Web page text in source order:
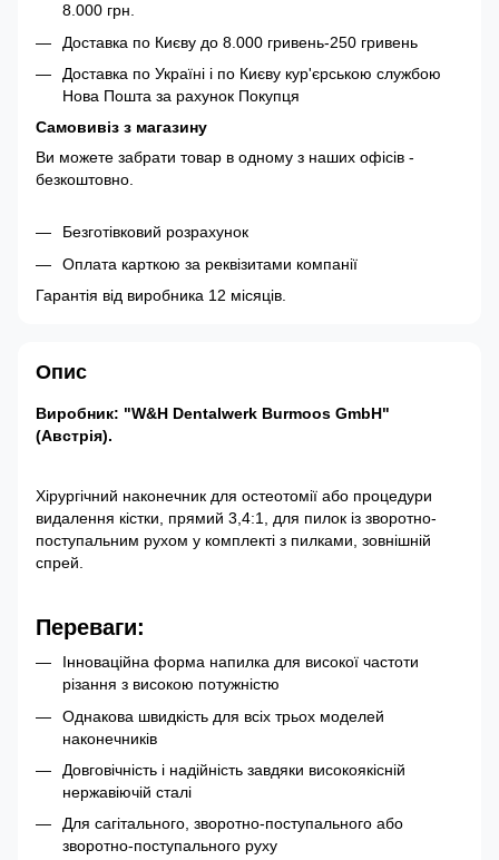
8.000 грн.
Доставка по Києву до 8.000 гривень-250 гривень
Доставка по Україні і по Києву кур'єрською службою
Нова Пошта за рахунок Покупця
Самовивіз з магазину
Ви можете забрати товар в одному з наших офісів -
безкоштовно.
Безготівковий розрахунок
Оплата карткою за реквізитами компанії
Гарантія від виробника 12 місяців.
Опис
Виробник: "W&H Dentalwerk Burmoos GmbH"
(Австрія).
Хірургічний наконечник для остеотомії або процедури
видалення кістки, прямий 3,4:1, для пилок із зворотно-
поступальним рухом у комплекті з пилками, зовнішній
спрей.
Переваги:
Інноваційна форма напилка для високої частоти
різання з високою потужністю
Однакова швидкість для всіх трьох моделей
наконечників
Довговічність і надійність завдяки високоякісній
нержавіючій сталі
Для сагітального, зворотно-поступального або
зворотно-поступального руху